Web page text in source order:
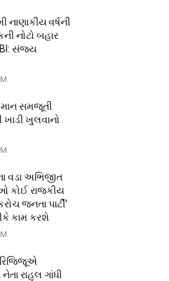
નાણાકીય વર્ષની
નોટો બહાર
સંજય
સમજૂતી
ખાડી ખુલવાનો
વડા અભિજીત
કોઈ રાજકીય
જનતા પાર્ટી’
કામ કરશે
રિજિજૂએ
રાહુલ ગાંધી